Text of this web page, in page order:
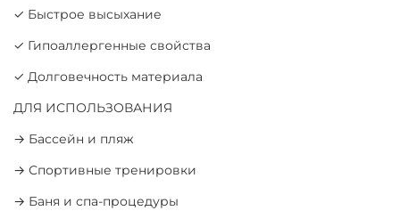
✓ Быстрое высыхание
✓ Гипоаллергенные свойства
✓ Долговечность материала
ДЛЯ ИСПОЛЬЗОВАНИЯ
→ Бассейн и пляж
→ Спортивные тренировки
→ Баня и спа-процедуры